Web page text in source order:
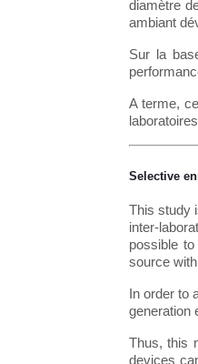
diamètre
ambiant
Sur la
A terme,
Selective
This study
inter-
possible
source
In order to
generation
Thus, this
devices